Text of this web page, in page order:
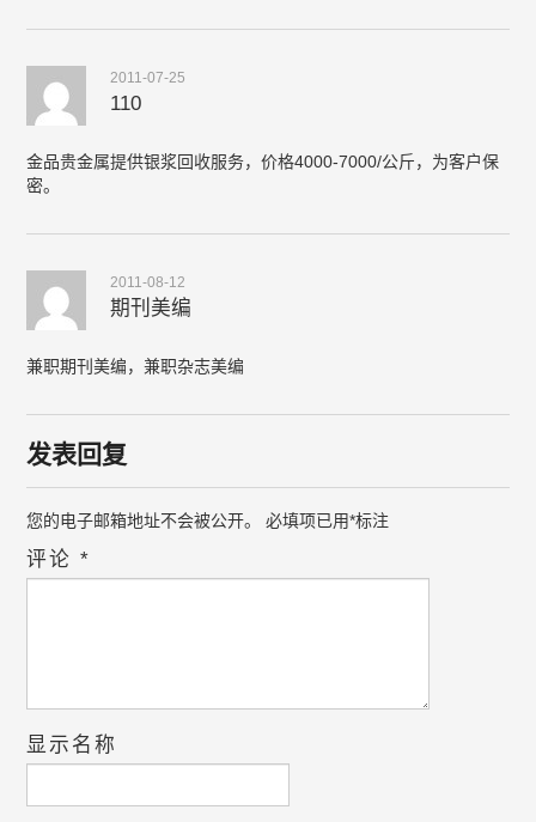
2011-07-25
110
金品贵金属提供银浆回收服务，价格4000-7000/公斤，为客户保
密。
2011-08-12
期刊美编
兼职期刊美编，兼职杂志美编
发表回复
您的电子邮箱地址不会被公开。 必填项已用*标注
评论*
显示名称